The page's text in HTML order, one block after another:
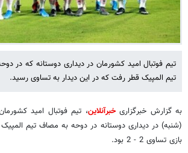
تیم فوتبال امید کشورمان در دیداری دوستانه که در
تیم المپیک قطر رفت که در این دیدار به تساوی رسید.
به گزارش خبرگزاریخبرآنلاین
(شنبه) در دیداری دوستانه در دوحه به مصاف تیم
بازی تساوی 2 - 2 بود.